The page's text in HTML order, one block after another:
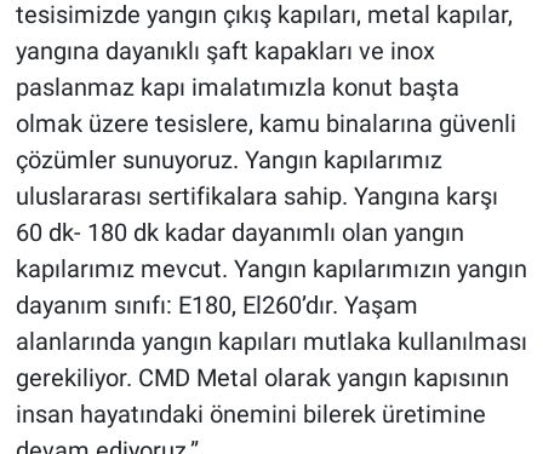
tesisimizde yangın çıkış kapıları, metal kapılar,
yangına dayanıklı şaft kapakları ve inox
paslanmaz kapı imalatımızla konut başta
olmak üzere tesislere, kamu binalarına güvenli
çözümler sunuyoruz. Yangın kapılarımız
uluslararası sertifikalara sahip. Yangına karşı
60 dk- 180 dk kadar dayanımlı olan yangın
kapılarımız mevcut. Yangın kapılarımızın yangın
dayanım sınıfı: E180, El260’dır. Yaşam
alanlarında yangın kapıları mutlaka kullanılması
gerekiliyor. CMD Metal olarak yangın kapısının
insan hayatındaki önemini bilerek üretimine